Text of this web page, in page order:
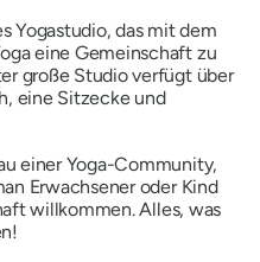
Yogastudio, das mit dem
eine Gemeinschaft zu
große Studio verfügt über
eine Sitzecke und
einer Yoga-Community,
Erwachsener oder Kind
willkommen. Alles, was